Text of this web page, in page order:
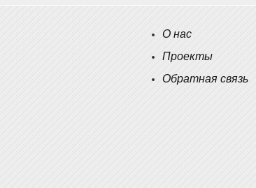
О нас
Проекты
Обратная связь